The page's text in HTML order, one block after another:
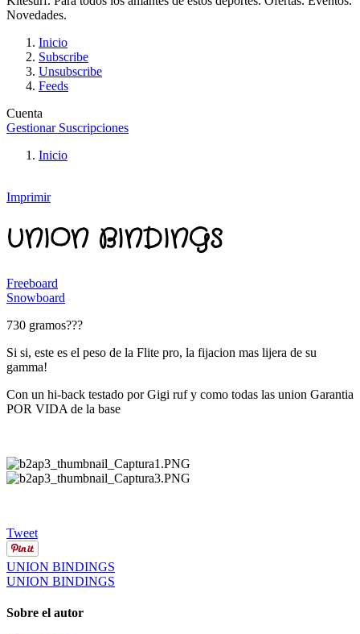
Novedades.
Inicio
Subscribe
Unsubscribe
Feeds
Cuenta
Gestionar Suscripciones
Inicio
Imprimir
UNION BINDINGS
Freeboard
Snowboard
730 gramos???
Si si, este es el peso de la Flite pro, la fijacion mas lijera de su
gamma!
Con un hi-back testado por Gigi ruf y como todas las union Garantia
POR VIDA de la base
Tweet
UNION BINDINGS
UNION BINDINGS
Sobre el autor